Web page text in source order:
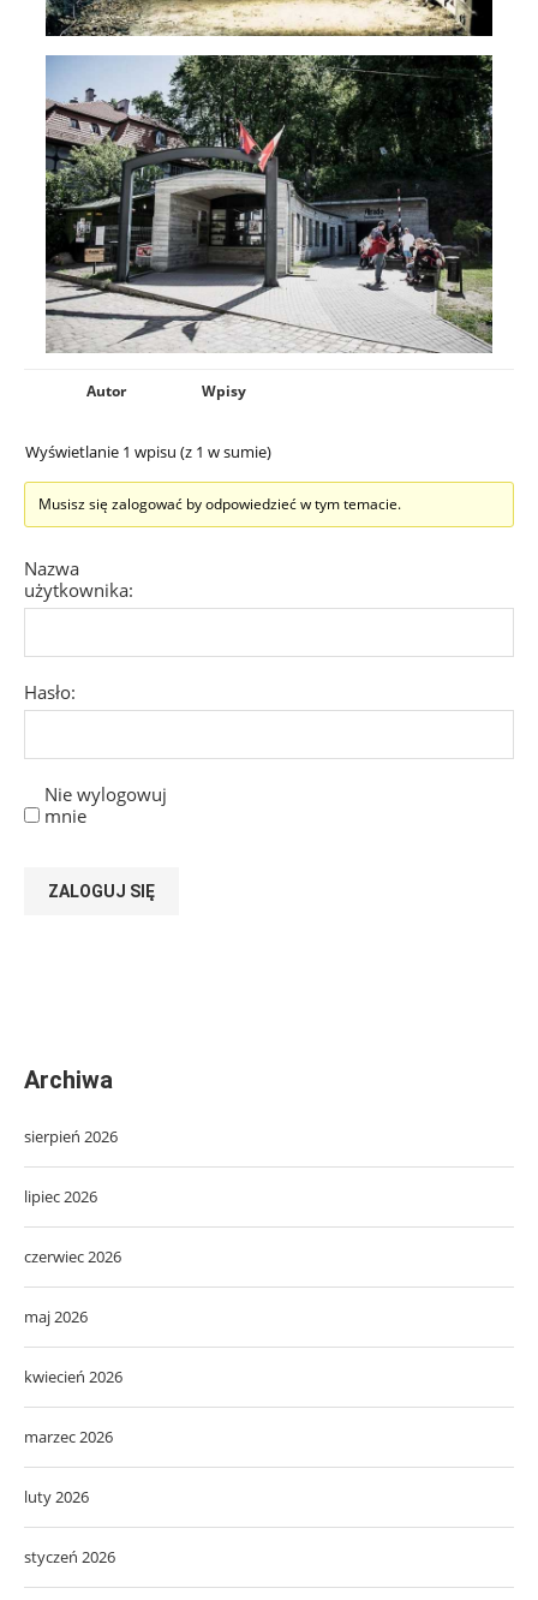
Autor Wpisy
Wyświetlanie 1 wpisu (z 1 w sumie)
Musisz się zalogować by odpowiedzieć w tym temacie.
Nazwa
użytkownika:
Hasło:
Nie wylogowuj
mnie
ZALOGUJ SIĘ
Archiwa
sierpień 2026
lipiec 2026
czerwiec 2026
maj 2026
kwiecień 2026
marzec 2026
luty 2026
styczeń 2026